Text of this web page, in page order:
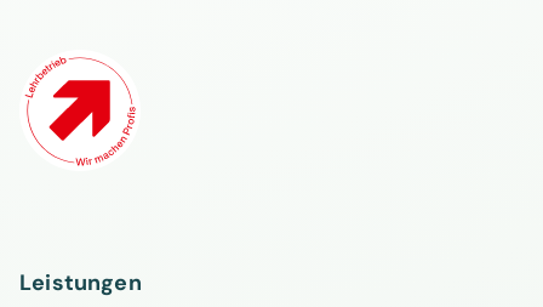
Leistungen